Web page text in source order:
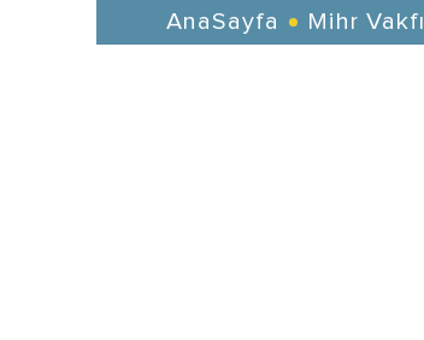
AnaSayfa Mihr Vakfı